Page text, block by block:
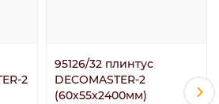
2
95126/32 плинтус
DECOMASTER-2
(60х55х2400мм)